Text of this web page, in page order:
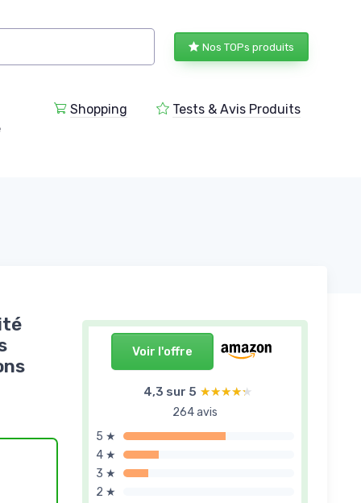
Nos TOPs produits
Shopping Tests & Avis Produits
Voir l'offre
4,3 sur 5 ★★★★★
★★★★★
264 avis
5 ★
4 ★
3 ★
2 ★